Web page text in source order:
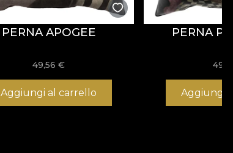
PERNA APOGEE
49,56€
Aggiungi al carrello
PERNA
Aggiungi